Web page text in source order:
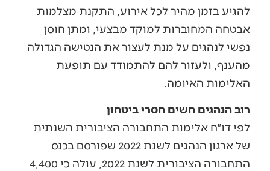
להגיע בזמן מהיר לכל אירוע, התקנת מצלמות
אבטחה המחוברות למוקד מבצעי, ומתן חוסן
נפשי לנהגים על מנת לעצור את הנטישה הגדולה
מהענף, ולעזור להם להתמודד עם תופעת
האלימות האיומה.
רוב הנהגים חשים חסרי ביטחון
לפי דו״ח אלימות התחבורה הציבורית השנתית
של ארגון הנהגים לשנת 2022 שפורסם בכנס
התחבורה הציבורית לשנת 2022, עולה כי 4,400